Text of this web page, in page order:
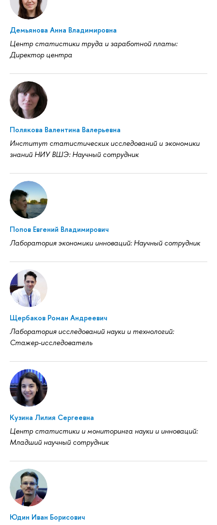
Демьянова Анна Владимировна
Центр статистики труда и заработной платы:
Директор центра
Полякова Валентина Валерьевна
Институт статистических исследований и экономики
знаний НИУ ВШЭ: Научный сотрудник
Попов Евгений Владимирович
Лаборатория экономики инноваций: Научный сотрудник
Щербаков Роман Андреевич
Лаборатория исследований науки и технологий:
Стажер-исследователь
Кузина Лилия Сергеевна
Центр статистики и мониторинга науки и инноваций:
Младший научный сотрудник
Юдин Иван Борисович